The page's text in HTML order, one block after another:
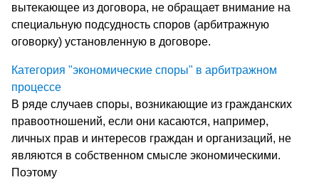
вытекающее из договора, не обращает внимание на
специальную подсудность споров (арбитражную
оговорку) установленную в договоре.
Категория "экономические споры" в арбитражном
процессе
В ряде случаев споры, возникающие из гражданских
правоотношений, если они касаются, например,
личных прав и интересов граждан и организаций, не
являются в собственном смысле экономическими.
Поэтому